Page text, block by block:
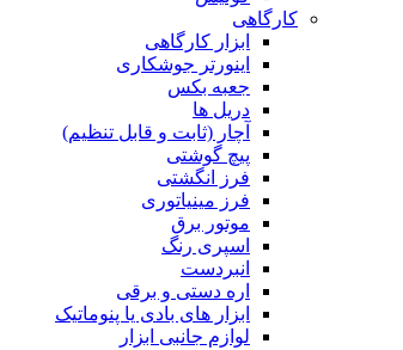
کارگاهی
ابزار کارگاهی
اینورتر جوشکاری
جعبه بکس
دریل ها
آچار (ثابت و قابل تنظیم)
پیچ گوشتی
فرز انگشتی
فرز مینیاتوری
موتور برق
اسپری رنگ
انبردست
اره دستی و برقی
ابزار های بادی یا پنوماتیک
لوازم جانبی ابزار